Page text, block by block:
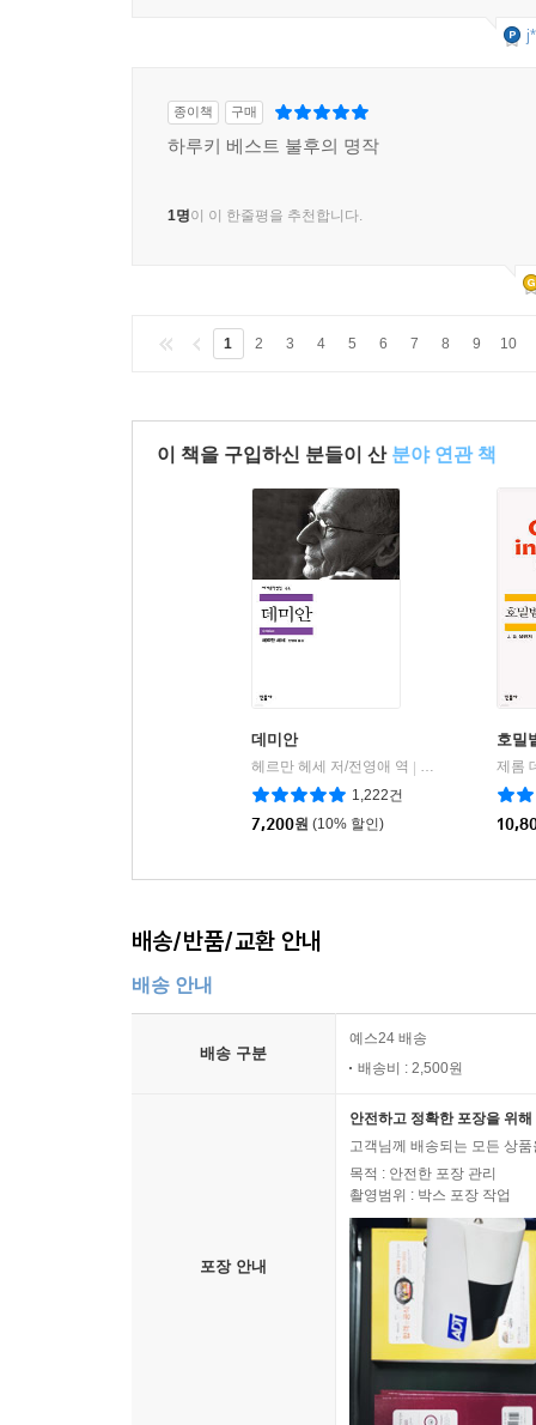
'...나오코의 경우에는 여러가지 문제가 다소 복잡
(중략)
그녀는 다시 한번 농구공을 손에 들고 빙글빙글 돌
'제일 중요한 점은 서둘지 않는 거야' 하고 레이코
야해. 어떻게 손을 대야 할지 모를 정도로 일이
돼. 시간을 두고 하나하나 서서히 풀어 나가지 않
'시간이 걸릴지도 모르고, 또 시간을 들여도 완전
'기다린다는 건 쉽지 않아' 하고 레이코 씨는 공을
려야 하니까. 그렇다고 거기에 기한이 있거나 보
난할 수 있는 한 해보려고 해요. 그렇게 하지 않
코는 서로 도와야 하고, 그 방법밖에 서로에 대한
내게는 냄비가 없어
내게는 털실이 없어
당신을 위해 시를 쓰고 싶은데
내게는 펜이 없어
종이책 구매
하루키 베스트 불후의 명작
1명이 이 한줄평을 추천합니다.
1 2 3 4 5 6 7 8 9 10
이 책을 구입하신 분들이 산 분야 연관 책
데미안
헤르만 헤세 저/전영애 역
민음사
1,222건
7,200원 (10% 할인)
호밀
배송/반품/교환 안내
배송 안내
배송 구분
예스24 배송
배송비 : 2,500원
포장 안내
안전하고 정확한 포장을 위
고객님께 배송되는 모든 상
목적 : 안전한 포장 관리
촬영범위 : 박스 포장 작업